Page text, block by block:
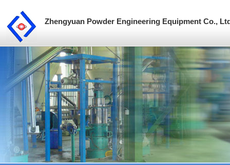
Zhengyuan Powder Engineering Equipment Co.,